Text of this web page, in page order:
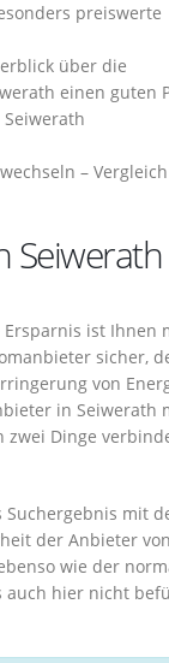
preiswerte
über die
einen guten
–
Seiwerath
ist Ihnen
sicher,
von
in Seiwerath
zwei Dinge
Suchergebnis mit
der Anbieter von
wie der
auch hier nicht